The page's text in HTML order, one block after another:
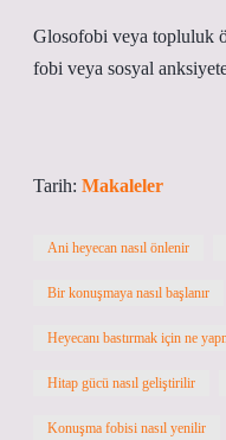
Glosofobi veya topluluk
fobi veya sosyal
Tarih: Makaleler
Ani heyecan nasıl önlenir
Bir konuşmaya nasıl başlanır
Heyecanı bastırmak için ne
Hitap gücü nasıl geliştirilir
Konuşma fobisi nasıl yenilir